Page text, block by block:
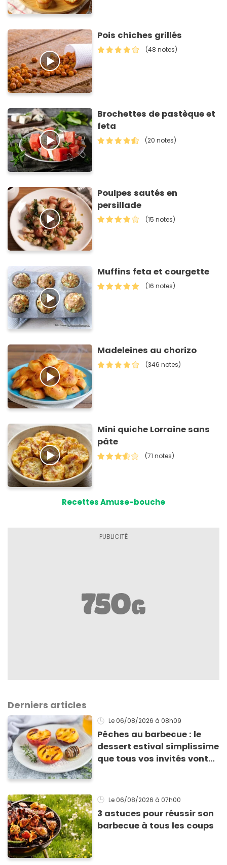
Pois chiches grillés
(48 notes)
Brochettes de pastèque et
feta
(20 notes)
Poulpes sautés en
persillade
(15 notes)
Muffins feta et courgette
(16 notes)
Madeleines au chorizo
(346 notes)
Mini quiche Lorraine sans
pâte
(71 notes)
Recettes Amuse-bouche
Derniers articles
Le 06/08/2026 à 08h09
Pêches au barbecue : le
dessert estival simplissime
que tous vos invités vont
Le 06/08/2026 à 07h00
3 astuces pour réussir son
barbecue à tous les coups